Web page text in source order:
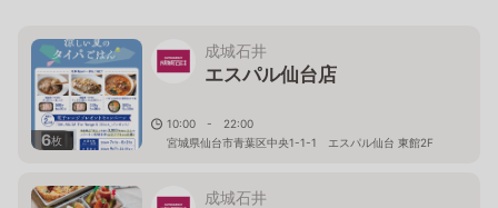
6枚
成城石井
エスパル仙台店
10:00 - 22:00
宮城県仙台市青葉区中央1-1-1 エスパル仙台 東館2F
成城石井